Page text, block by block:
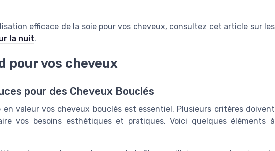
efficace de la soie pour vos cheveux, consultez cet article sur les
la nuit.
pour vos cheveux
pour des Cheveux Bouclés
valeur vos cheveux bouclés est essentiel. Plusieurs critères doivent
vos besoins esthétiques et pratiques. Voici quelques éléments à